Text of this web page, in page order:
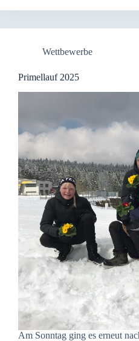
Wettbewerbe
Primellauf 2025
Am Sonntag ging es erneut